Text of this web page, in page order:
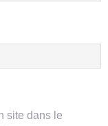
site dans le